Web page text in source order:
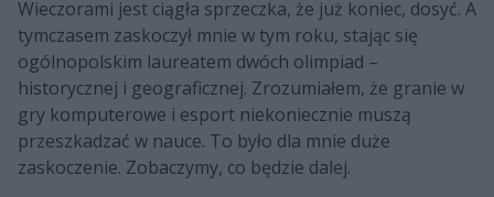
Wieczorami jest ciągła sprzeczka, że już koniec, dosyć. A
tymczasem zaskoczył mnie w tym roku, stając się
ogólnopolskim laureatem dwóch olimpiad –
historycznej i geograficznej. Zrozumiałem, że granie w
gry komputerowe i esport niekoniecznie muszą
przeszkadzać w nauce. To było dla mnie duże
zaskoczenie. Zobaczymy, co będzie dalej.